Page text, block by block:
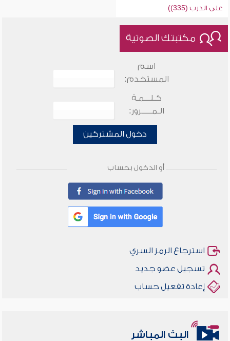
على الدرب (335))
مكتبتك الصوتية
اسم
المستخدم:
كـلـــمـة
الـمـــــرور:
دخول المشتركين
أو الدخول بحساب
استرجاع الرمز السري
تسجيل عضو جديد
إعادة تفعيل حساب
البث المباشر